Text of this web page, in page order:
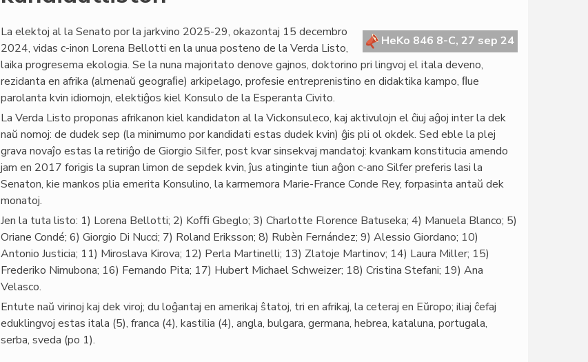
HeKo 846 8-C, 27 sep 24
La elektoj al la Senato por la jarkvino 2025-29, okazontaj 15 decembro
2024, vidas c-inon Lorena Bellotti en la unua posteno de la Verda Listo,
laika progresema ekologia. Se la nuna majoritato denove gajnos, doktorino pri lingvoj el itala deveno,
rezidanta en afrika (almenaŭ geograﬁe) arkipelago, profesie entreprenistino en didaktika kampo, ﬂue
parolanta kvin idiomojn, elektiĝos kiel Konsulo de la Esperanta Civito.
La Verda Listo proponas afrikanon kiel kandidaton al la Vickonsuleco, kaj aktivulojn el ĉiuj aĝoj inter la dek
naŭ nomoj: de dudek sep (la minimumo por kandidati estas dudek kvin) ĝis pli ol okdek. Sed eble la plej
grava novaĵo estas la retiriĝo de Giorgio Silfer, post kvar sinsekvaj mandatoj: kvankam konstitucia amendo
jam en 2017 forigis la supran limon de sepdek kvin, ĵus atinginte tiun aĝon c-ano Silfer preferis lasi la
Senaton, kie mankos plia emerita Konsulino, la karmemora Marie-France Conde Rey, forpasinta antaŭ dek
monatoj.
Jen la tuta listo: 1) Lorena Bellotti; 2) Koﬃ Gbeglo; 3) Charlotte Florence Batuseka; 4) Manuela Blanco; 5)
Oriane Condé; 6) Giorgio Di Nucci; 7) Roland Eriksson; 8) Rubèn Fernández; 9) Alessio Giordano; 10)
Antonio Justicia; 11) Miroslava Kirova; 12) Perla Martinelli; 13) Zlatoje Martinov; 14) Laura Miller; 15)
Frederiko Nimubona; 16) Fernando Pita; 17) Hubert Michael Schweizer; 18) Cristina Stefani; 19) Ana
Velasco.
Entute naŭ virinoj kaj dek viroj; du loĝantaj en amerikaj ŝtatoj, tri en afrikaj, la ceteraj en Eŭropo; iliaj ĉefaj
eduklingvoj estas itala (5), franca (4), kastilia (4), angla, bulgara, germana, hebrea, kataluna, portugala,
serba, sveda (po 1).